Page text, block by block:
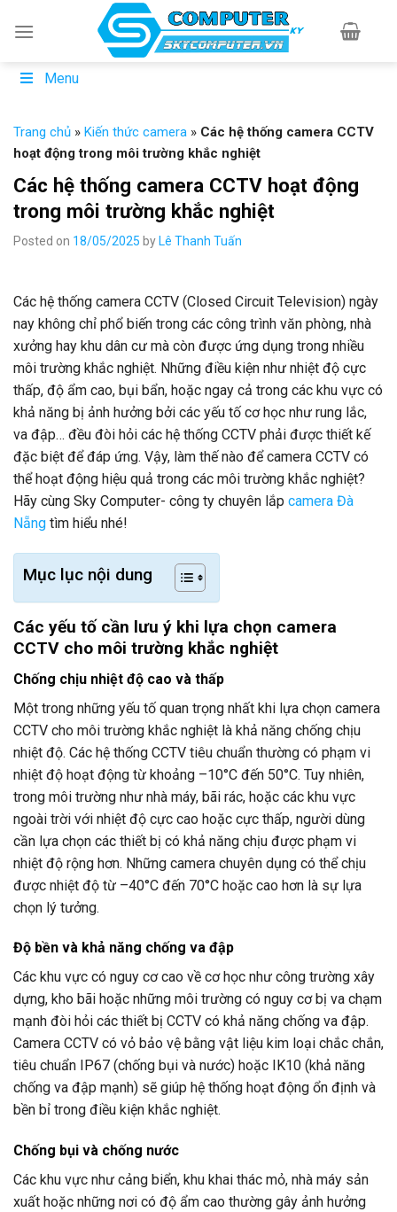
Menu
Trang chủ » Kiến thức camera » Các hệ thống camera CCTV
hoạt động trong môi trường khắc nghiệt
Các hệ thống camera CCTV hoạt động
trong môi trường khắc nghiệt
Posted on 18/05/2025 by Lê Thanh Tuấn
Các hệ thống camera CCTV (Closed Circuit Television) ngày
nay không chỉ phổ biến trong các công trình văn phòng, nhà
xưởng hay khu dân cư mà còn được ứng dụng trong nhiều
môi trường khắc nghiệt. Những điều kiện như nhiệt độ cực
thấp, độ ẩm cao, bụi bẩn, hoặc ngay cả trong các khu vực có
khả năng bị ảnh hưởng bởi các yếu tố cơ học như rung lắc,
va đập… đều đòi hỏi các hệ thống CCTV phải được thiết kế
đặc biệt đểđáp ứng. Vậy, làm thếnào đểcamera CCTV có
thể hoạt động hiệu quả trong các môi trường khắc nghiệt?
Hãy cùng Sky Computer- công ty chuyên lắp camera Đà
Nẵng tìm hiểu nhé!
Mục lục nội dung
Các yếu tố cần lưu ý khi lựa chọn camera
CCTV cho môi trường khắc nghiệt
Chống chịu nhiệt độ cao và thấp
Một trong những yếu tố quan trọng nhất khi lựa chọn camera
CCTV cho môi trường khắc nghiệt là khả năng chống chịu
nhiệt độ. Các hệ thống CCTV tiêu chuẩn thường có phạm vi
nhiệt độ hoạt động từ khoảng –10°C đến 50°C. Tuy nhiên,
trong môi trường như nhà máy, bãi rác, hoặc các khu vực
ngoài trời với nhiệt độ cực cao hoặc cực thấp, người dùng
cần lựa chọn các thiết bị có khả năng chịu được phạm vi
nhiệt độ rộng hơn. Những camera chuyên dụng có thểchịu
được nhiệt độ từ –40°C đến 70°C hoặc cao hơn là sự lựa
chọn lý tưởng.
Độ bền và khả năng chống va đập
Các khu vực có nguy cơcao về cơ học như công trường xây
dựng, kho bãi hoặc những môi trường có nguy cơ bị va chạm
mạnh đòi hỏi các thiết bị CCTV có khả năng chống va đập.
Camera CCTV có vỏ bảo vệ bằng vật liệu kim loại chắc chắn,
tiêu chuẩn IP67 (chống bụi và nước) hoặc IK10 (khả năng
chống va đập mạnh) sẽ giúp hệ thống hoạt động ổn định và
bền bỉ trong điều kiện khắc nghiệt.
Chống bụi và chống nước
Các khu vực như cảng biển, khu khai thác mỏ, nhà máy sản
xuất hoặc những nơi có độ ẩm cao thường gây ảnh hưởng